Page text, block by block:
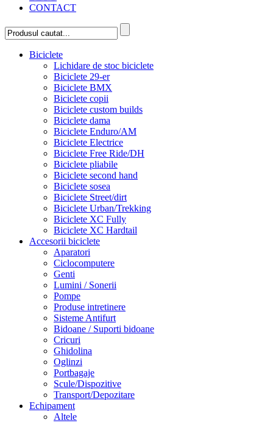
CONTACT
Biciclete
Lichidare de stoc biciclete
Biciclete 29-er
Biciclete BMX
Biciclete copii
Biciclete custom builds
Biciclete dama
Biciclete Enduro/AM
Biciclete Electrice
Biciclete Free Ride/DH
Biciclete pliabile
Biciclete second hand
Biciclete sosea
Biciclete Street/dirt
Biciclete Urban/Trekking
Biciclete XC Fully
Biciclete XC Hardtail
Accesorii biciclete
Aparatori
Ciclocomputere
Genti
Lumini / Sonerii
Pompe
Produse intretinere
Sisteme Antifurt
Bidoane / Suporti bidoane
Cricuri
Ghidolina
Oglinzi
Portbagaje
Scule/Dispozitive
Transport/Depozitare
Echipament
Altele